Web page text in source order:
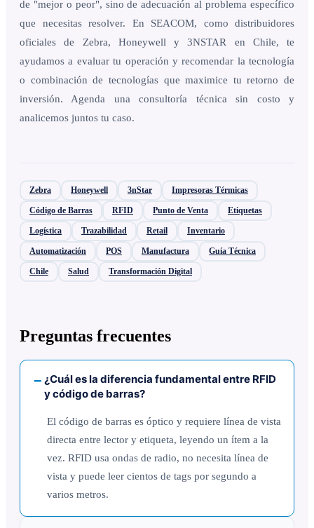
de "mejor o peor", sino de adecuación al problema específico
que necesitas resolver. En SEACOM, como distribuidores
oficiales de Zebra, Honeywell y 3NSTAR en Chile, te
ayudamos a evaluar tu operación y recomendar la tecnología
o combinación de tecnologías que maximice tu retorno de
inversión. Agenda una consultoría técnica sin costo y
analicemos juntos tu caso.
Zebra Honeywell 3nStar Impresoras Térmicas
Código de Barras RFID Punto de Venta Etiquetas
Logística Trazabilidad Retail Inventario
Automatización POS Manufactura Guía Técnica
Chile Salud Transformación Digital
Preguntas frecuentes
¿Cuál es la diferencia fundamental entre RFID
y código de barras?
El código de barras es óptico y requiere línea de vista
directa entre lector y etiqueta, leyendo un ítem a la
vez. RFID usa ondas de radio, no necesita línea de
vista y puede leer cientos de tags por segundo a
varios metros.